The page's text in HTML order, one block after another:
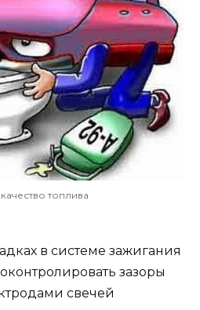
топлива
в системе зажигания
зазоры
свечей